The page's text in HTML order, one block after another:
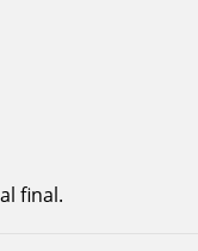
final.